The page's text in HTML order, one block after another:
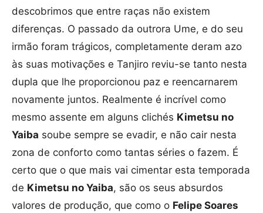
descobrimos que entre raças não existem
diferenças. O passado da outrora Ume, e do seu
irmão foram trágicos, completamente deram azo
às suas motivações e Tanjiro reviu-se tanto nesta
dupla que lhe proporcionou paz e reencarnarem
novamente juntos. Realmente é incrível como
mesmo assente em alguns clichés Kimetsu no
Yaiba soube sempre se evadir, e não cair nesta
zona de conforto como tantas séries o fazem. É
certo que o que mais vai cimentar esta temporada
de Kimetsu no Yaiba, são os seus absurdos
valores de produção, que como o Felipe Soares